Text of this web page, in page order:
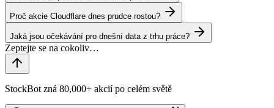
Proč akcie Cloudflare dnes prudce rostou?
Jaká jsou očekávání pro dnešní data z trhu práce?
StockBot zná 80,000+ akcií po celém světě